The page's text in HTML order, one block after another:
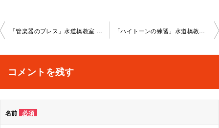
投
ビ
「管楽器のブレス」水道橋教室 2024-8-18-no0045 「ハイトーンの練習」水道橋教室 2024-8-22-no0045
コメントを残す
名前 必須